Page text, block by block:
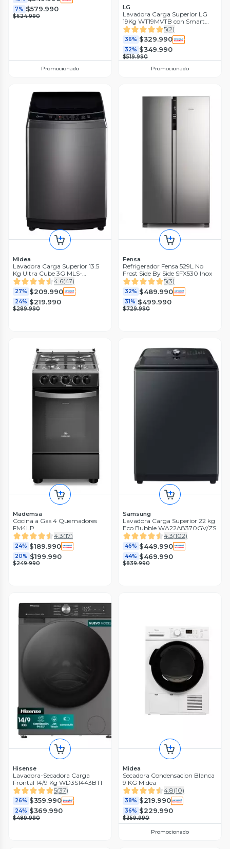
7% $579.990
$624.990
Promocionado
LG
Lavadora Carga Superior LG
19Kg WT19MVTB con Smart
Motion
5(2)
36% $329.990
32% $349.990
$519.990
Promocionado
Midea
Lavadora Carga Superior 13.5
Kg Ultra Cube 3G MLS-
135GE04N
4.6(47)
27% $209.990
24% $219.990
$289.990
Fensa
Refrigerador Fensa 529L No
Frost Side By Side SFX530 Inox
5(3)
32% $489.990
31% $499.990
$729.990
Mademsa
Cocina a Gas 4 Quemadores
FM4LP
4.3(17)
24% $189.990
20% $199.990
$249.990
Samsung
Lavadora Carga Superior 22 kg
Eco Bubble WA22A8370GV/ZS
4.3(102)
46% $449.990
44% $469.990
$839.990
Hisense
Lavadora-Secadora Carga
Frontal 14/9 Kg WD3S1443BT1
5(37)
26% $359.990
24% $369.990
$489.990
Midea
Secadora Condensacion Blanca
9 KG Midea
4.8(10)
38% $219.990
36% $229.990
$359.990
Promocionado